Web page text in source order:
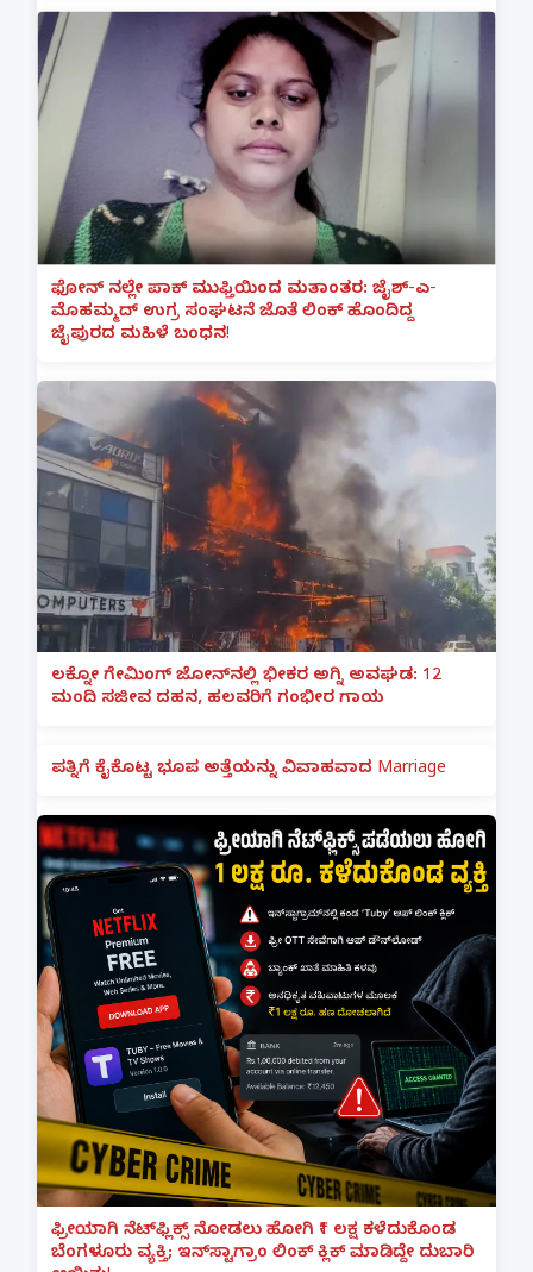
ಫೋನ್ ನಲ್ಲೇ ಪಾಕ್ ಮುಫ್ತಿಯಿಂದ ಮತಾಂತರ: ಜೈಶ್-ಎ-
ಮೊಹಮ್ಮದ್ ಉಗ್ರ ಸಂಘಟನೆ ಜೊತೆ ಲಿಂಕ್ ಹೊಂದಿದ್ದ
ಜೈಪುರದ ಮಹಿಳೆ ಬಂಧನ!
ಲಕ್ನೋ ಗೇಮಿಂಗ್ ಜೋನ್‌ನಲ್ಲಿ ಭೀಕರ ಅಗ್ನಿ ಅವಘಡ: 12
ಮಂದಿ ಸಜೀವ ದಹನ, ಹಲವರಿಗೆ ಗಂಭೀರ ಗಾಯ
ಪತ್ನಿಗೆ ಕೈಕೊಟ್ಟ ಭೂಪ ಅತ್ತೆಯನ್ನು ವಿವಾಹವಾದ Marriage
ಫ್ರೀಯಾಗಿ ನೆಟ್‌ಫ್ಲಿಕ್ಸ್ ನೋಡಲು ಹೋಗಿ ₹1 ಲಕ್ಷ ಕಳೆದುಕೊಂಡ
ಬೆಂಗಳೂರು ವ್ಯಕ್ತಿ; ಇನ್‌ಸ್ಟಾಗ್ರಾಂ ಲಿಂಕ್ ಕ್ಲಿಕ್ ಮಾಡಿದ್ದೇ ದುಬಾರಿ